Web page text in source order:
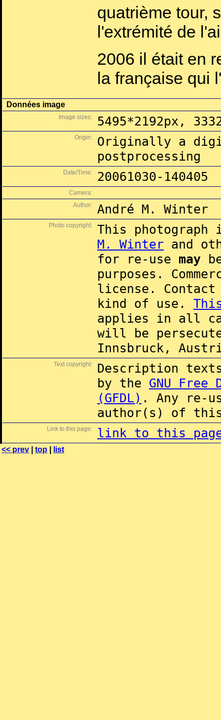
quatrième tour,
l'extrémité de
2006 il était en
la française qui
Données image
Image sizes: 5495*2192px,
Origin:
Originally a
postprocessing
Date/Time: 20061030-140405
Camera:
Author:
André M. Winter
Photo copyright:
This
M. Winter and
for re-use may
purposes.
license.
kind of use.
applies in all
will be
Innsbruck,
Text copyright:
Description
by the GNU Free
(GFDL) . Any re-
author(s) of this
Link to this page: link to this
<< prev top list